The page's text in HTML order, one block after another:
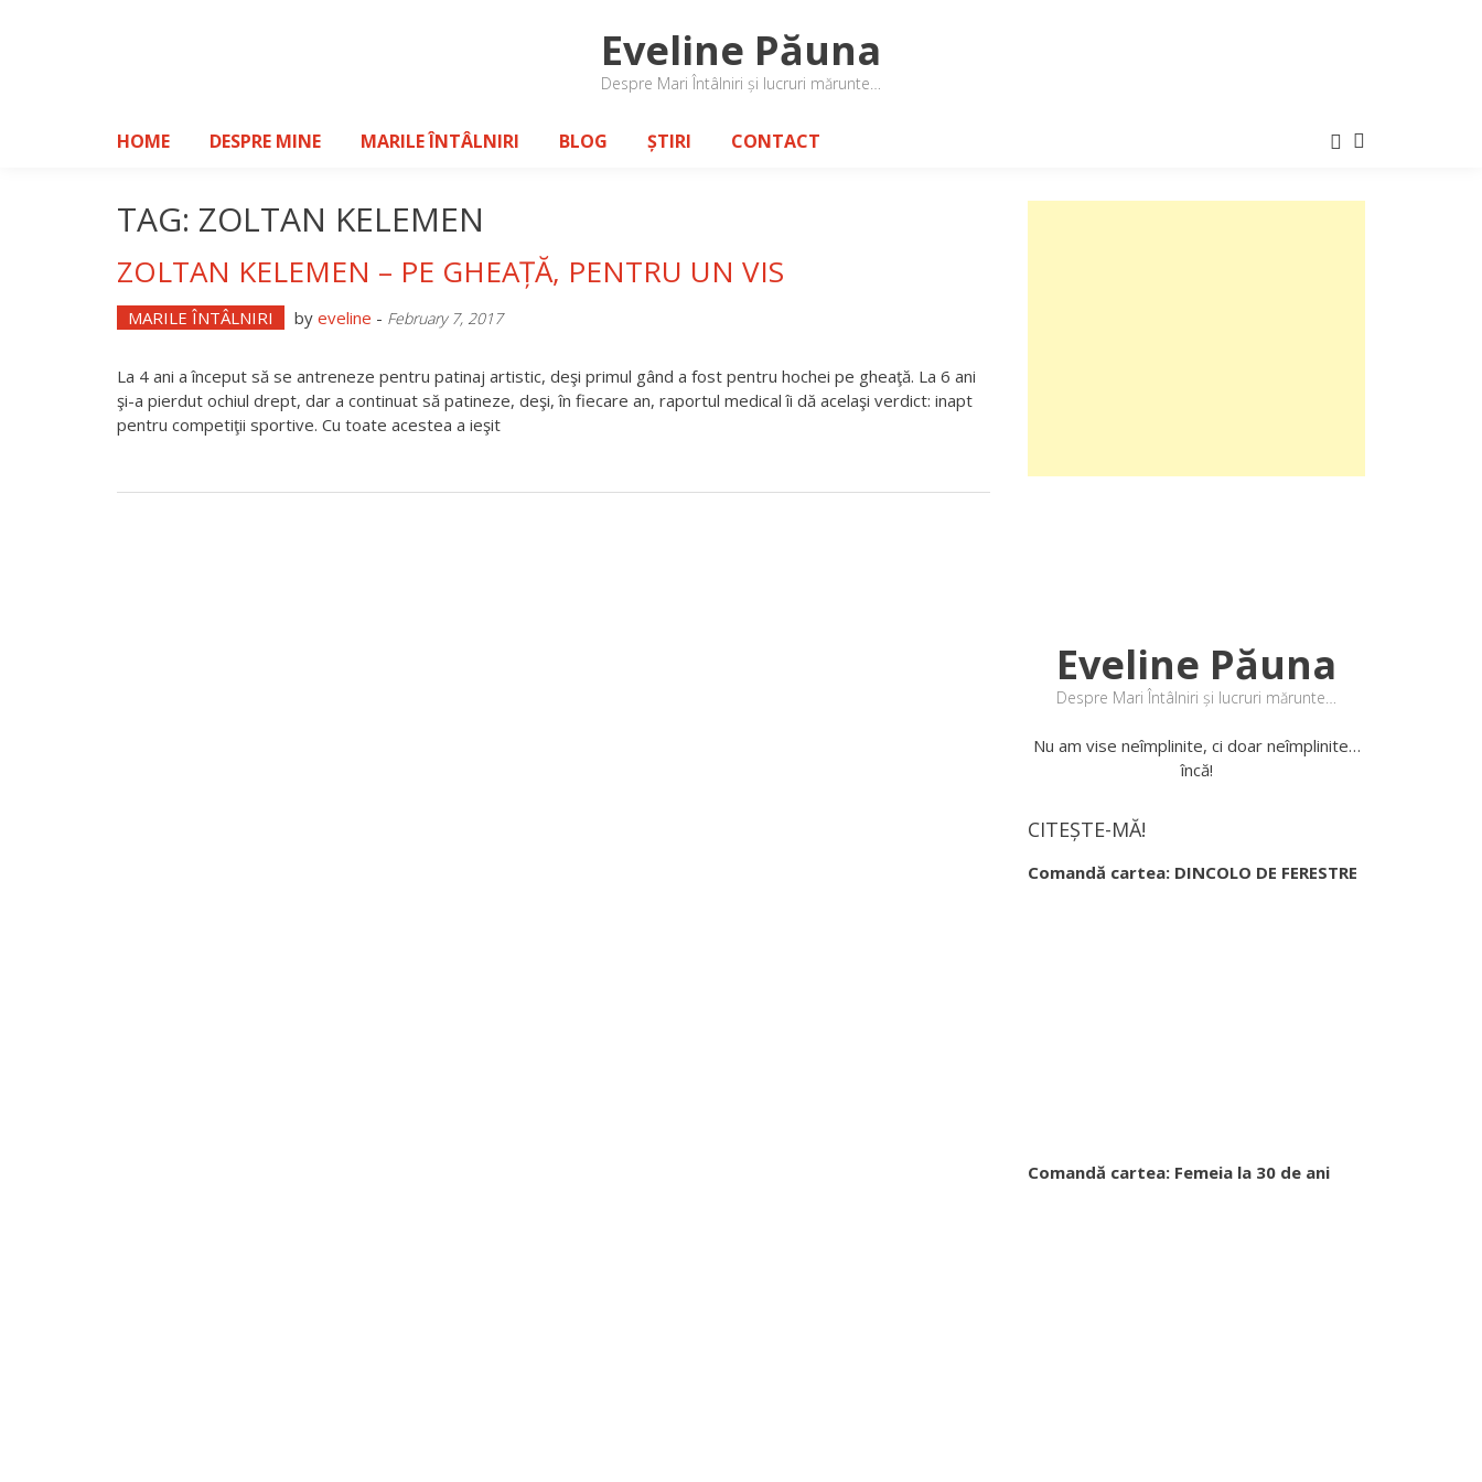
Eveline Păuna
Despre Mari Întâlniri și lucruri mărunte…
HOME DESPRE MINE MARILE ÎNTÂLNIRI BLOG ȘTIRI CONTACT
TAG: ZOLTAN KELEMEN
ZOLTAN KELEMEN – PE GHEAȚĂ, PENTRU UN VIS
MARILE ÎNTÂLNIRI by eveline - February 7, 2017
La 4 ani a început să se antreneze pentru patinaj artistic, deşi primul gând a fost pentru hochei pe gheaţă. La 6 ani
şi-a pierdut ochiul drept, dar a continuat să patineze, deşi, în fiecare an, raportul medical îi dă acelaşi verdict: inapt
pentru competiţii sportive. Cu toate acestea a ieşit
Eveline Păuna
Despre Mari Întâlniri și lucruri mărunte…
Nu am vise neîmplinite, ci doar neîmplinite…
încă!
CITEȘTE-MĂ!
Comandă cartea: DINCOLO DE FERESTRE
Comandă cartea: Femeia la 30 de ani